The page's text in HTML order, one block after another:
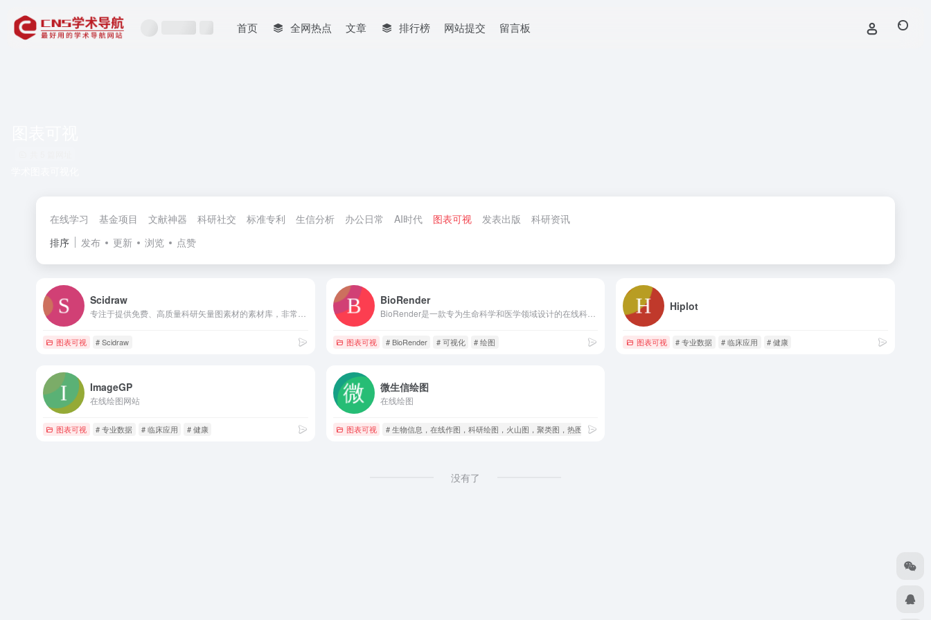
首页 全网热点 文章 排行榜 网站提交 留言板
在线学习 基金项目 文献神器 科研社交 标准专利 生信分析 办公日常 AI时代 图表可视 发表出版
科研资讯
排序
发布 更新 浏览 点赞
Scidraw
图表可视 # Scidraw
BioRender
BioRender是一款专为生命科学和医学领域设计的在线科研绘图工具，其核心优势在于提供了超过4万个经过学术验证的专业图标模板库，涵盖从分子、细胞到解剖器官等30多个细分领域，并能直接导出符合顶级期刊投稿要求的高分辨率图像。
图表可视 # BioRender # 可视化 # 绘图
Hiplot
图表可视 # 专业数据 # 临床应用 # 健康
ImageGP
在线绘图网站
图表可视 # 专业数据 # 临床应用 # 健康
微生信绘图
在线绘图
图表可视 # 生物信息，在线作图，科研绘图，火山图，聚类图，热图，散点图，circos图，气泡图，疫情图，Venn图，PCA图，motif图，生存曲线，雷达图，box图，小提
没有了